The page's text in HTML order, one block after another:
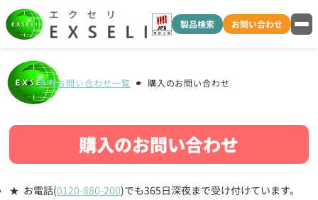
製品検索 お問い合わせ
各種お問い合わせ一覧 購入のお問い合わせ
購入のお問い合わせ
お電話(0120-880-200)でも365日深夜まで受け付けています。